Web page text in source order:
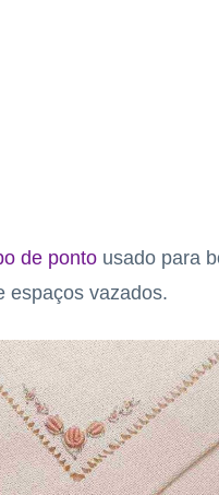
de ponto usado para
espaços vazados.